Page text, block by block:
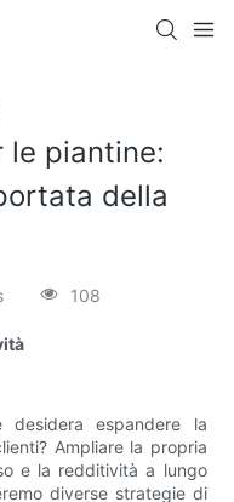
le piantine:
della
108
espandere la
Ampliare la propria
e la redditività a lungo
diverse strategie di